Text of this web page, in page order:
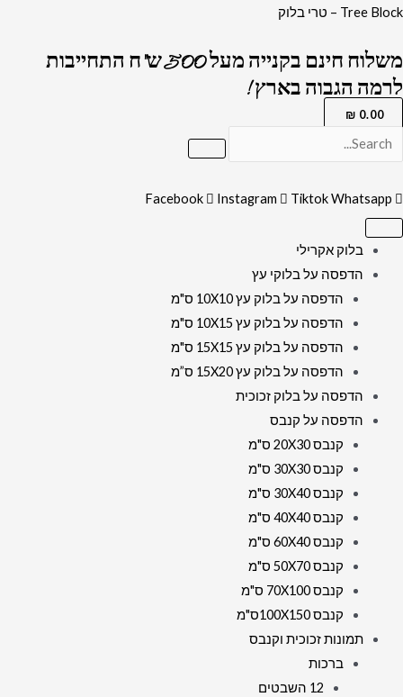
דילוג
Tree Block – טרי בלוק
משלוח חינם בקנייה מעל 500 ש"ח התחייבות
לרמה הגבוה בארץ !
0.00
₪
Facebook Instagram TiktokWhatsapp
בלוק אקרילי
הדפסה על בלוקי עץ
הדפסה על בלוק עץ 10X10 ס"מ
הדפסה על בלוק עץ 10X15 ס"מ
הדפסה על בלוק עץ 15X15 ס"מ
הדפסה על בלוק עץ 15X20 ס”מ
הדפסה על בלוק זכוכית
הדפסה על קנבס
קנבס 20X30 ס"מ
קנבס 30X30 ס"מ
קנבס 30X40 ס"מ
קנבס 40X40 ס"מ
קנבס 60X40 ס"מ
קנבס 50X70 ס"מ
קנבס 70X100 ס"מ
קנבס 100X150ס"מ
תמונות זכוכית וקנבס
ברכות
12 השבטים
כמות
1227
-
תמונת
אבוחצירא
זכוכית
או
קנבס